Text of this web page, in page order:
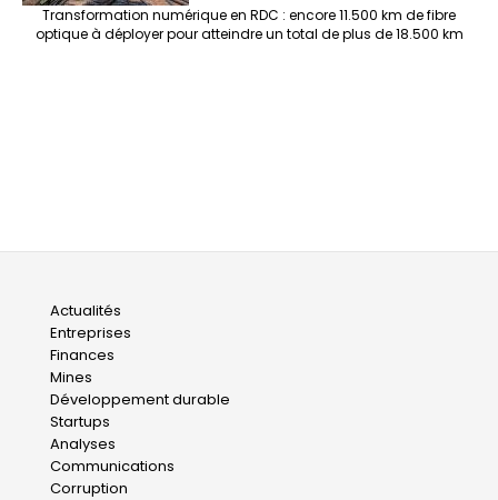
Transformation numérique en RDC : encore 11.500 km de fibre
optique à déployer pour atteindre un total de plus de 18.500 km
Main
navigation
Actualités
Entreprises
Finances
Mines
Développement durable
Startups
Analyses
Communications
Corruption